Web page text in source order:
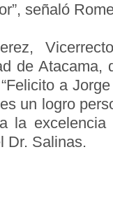
señaló
de Atacama,
a
un logro
la
Dr. Salinas.